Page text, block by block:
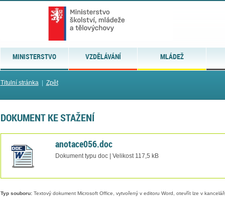
MINISTERSTVO VZDĚLÁVÁNÍ MLÁDEŽ
Titulní stránka| Zpět
DOKUMENT KE STAŽENÍ
anotace056.doc
Dokument typu doc | Velikost 117,5 kB
Typ souboru:Textový dokument Microsoft Office, vytvořený v editoru Word, otevřít lze v